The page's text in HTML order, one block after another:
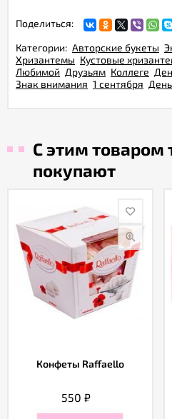
Поделиться:
Категории: Авторские букеты
Хризантемы Кустовые
Любимой Друзьям Коллеге
Знак внимания 1 сентября
С этим товаром
покупают
Конфеты Raffaello
550 ₽